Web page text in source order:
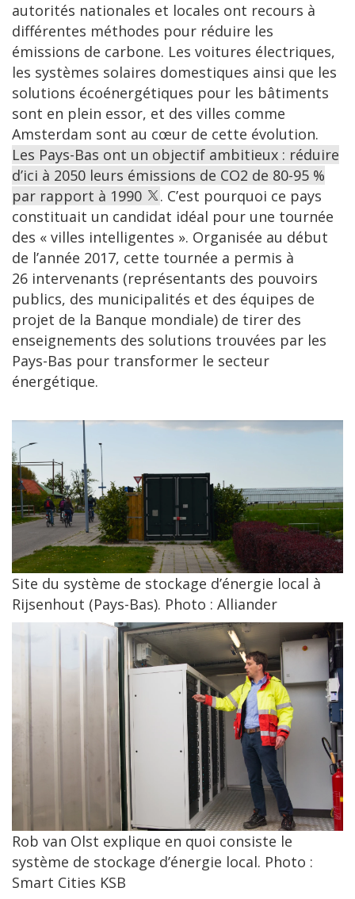
autorités nationales et locales ont recours à
différentes méthodes pour réduire les
émissions de carbone. Les voitures électriques,
les systèmes solaires domestiques ainsi que les
solutions écoénergétiques pour les bâtiments
sont en plein essor, et des villes comme
Amsterdam sont au cœur de cette évolution.
Les Pays-Bas ont un objectif ambitieux : réduire
d’ici à 2050 leurs émissions de CO2 de 80-95 %
par rapport à 1990
. C’est pourquoi ce pays
constituait un candidat idéal pour une tournée
des « villes intelligentes ». Organisée au début
de l’année 2017, cette tournée a permis à
26 intervenants (représentants des pouvoirs
publics, des municipalités et des équipes de
projet de la Banque mondiale) de tirer des
enseignements des solutions trouvées par les
Pays-Bas pour transformer le secteur
énergétique.
Site du système de stockage d’énergie local à
Rijsenhout (Pays-Bas). Photo : Alliander
Rob van Olst explique en quoi consiste le
système de stockage d’énergie local. Photo :
Smart Cities KSB